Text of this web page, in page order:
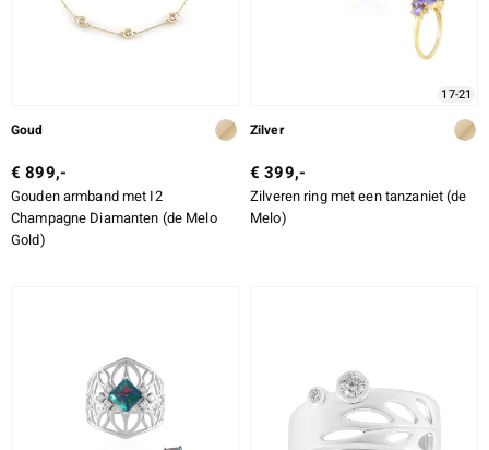
Goud
€ 899,-
Gouden armband met I2
Champagne Diamanten (de Melo
Gold)
17-21
Zilver
€ 399,-
Zilveren ring met een tanzaniet (de
Melo)